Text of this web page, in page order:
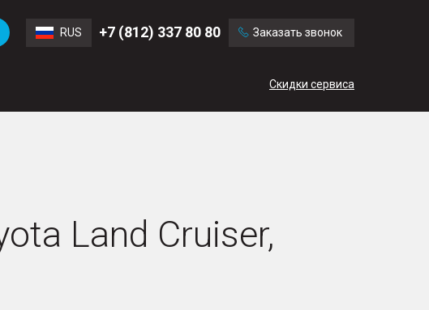
RUS +7 (812) 337 80 80 Заказать звонок
Скидки сервиса
Benz
Land Cruiser,